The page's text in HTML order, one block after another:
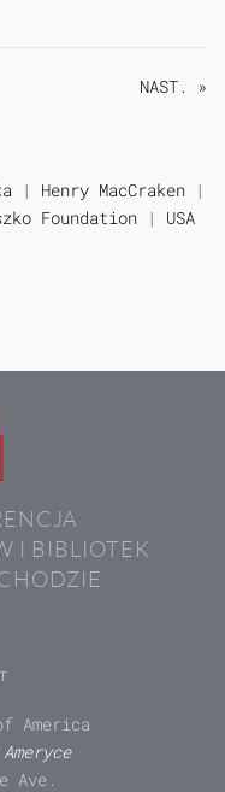
NAST. »
| Henry MacCraken |
Foundation | USA
I BIBLIOTEK
America
Ave.